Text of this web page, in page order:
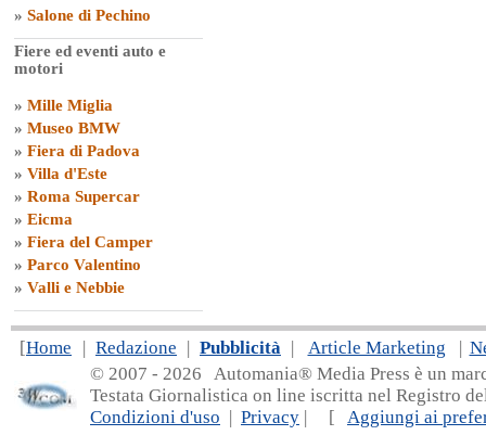
» Salone di Pechino
Fiere ed eventi auto e
motori
» Mille Miglia
» Museo BMW
» Fiera di Padova
» Villa d'Este
» Roma Supercar
» Eicma
» Fiera del Camper
» Parco Valentino
» Valli e Nebbie
[Home | Redazione | Pubblicità | Article Marketing |
© 2007 - 2026 Automania® Media Press è un
Testata Giornalistica on line iscritta nel Registro
Condizioni d'uso | Privacy | [ Aggiungi ai